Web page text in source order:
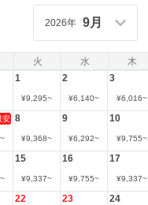
火 水 木
2026年 9月
1
¥9,295~
2
¥6,140~
3
¥6,016~
安
~
8
¥9,368~
9
¥6,292~
10
¥9,755~
~
15
¥9,337~
16
¥9,755~
17
¥9,337~
22 23 24